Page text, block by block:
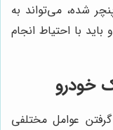
شده، می‌تواند به
با احتیاط انجام
خودرو
عوامل مختلفی